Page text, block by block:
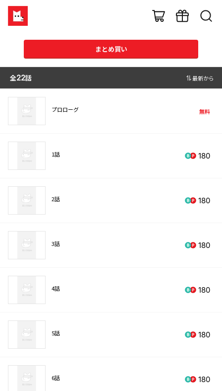
まとめ買い
全22話 最新から
プロローグ 無料
1話 180
2話 180
3話 180
4話 180
5話 180
6話 180